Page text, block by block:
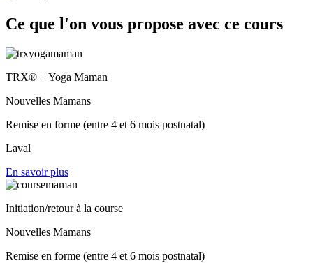
Ce que l'on vous propose avec ce cours
TRX® + Yoga Maman
Nouvelles Mamans
Remise en forme (entre 4 et 6 mois postnatal)
Laval
En savoir plus
Initiation/retour à la course
Nouvelles Mamans
Remise en forme (entre 4 et 6 mois postnatal)